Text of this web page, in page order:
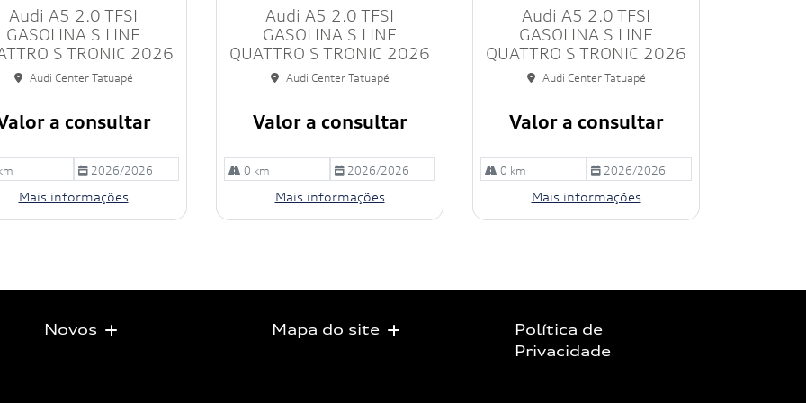
Audi A5 2.0 TFSI
GASOLINA S LINE
S TRONIC 2026
Audi Center Tatuapé
a consultar
2026/2026
Mais informações
Audi A5 2.0 TFSI
GASOLINA S LINE
QUATTRO S TRONIC 2026
Audi Center Tatuapé
Valor a consultar
0 km 2026/2026
Mais informações
Audi A5 2.0 TFSI
GASOLINA S LINE
QUATTRO S TRONIC 2026
Audi Center Tatuapé
Valor a consultar
0 km 2026/2026
Mais informações
Novos Mapa do site
Política de
Privacidade